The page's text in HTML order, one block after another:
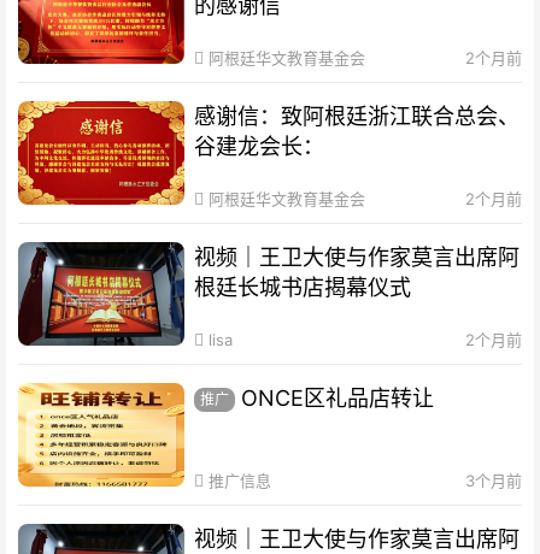
阿根廷华文教育基金会 2个月前
感谢信：致阿根廷浙江联合总会、
谷建龙会长：
阿根廷华文教育基金会 2个月前
视频｜王卫大使与作家莫言出席阿
根廷长城书店揭幕仪式
lisa 2个月前
推广 ONCE区礼品店转让
推广信息 3个月前
视频｜王卫大使与作家莫言出席阿